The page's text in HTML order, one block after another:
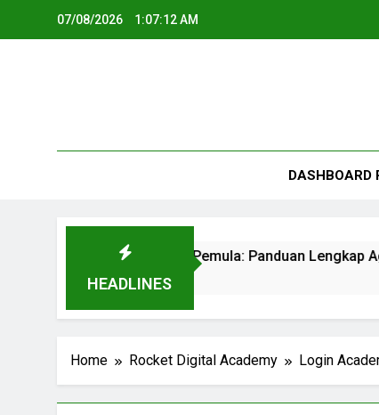
07/08/2026 1:07:12 AM
DASHBOARD
HEADLINES
Contoh Artikel SEO untuk Pemula: Panduan Lengkap
Home Rocket Digital Academy Login